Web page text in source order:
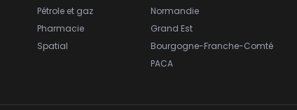
Pétrole et gaz
Pharmacie
Spatial
Normandie
Grand Est
Bourgogne-Franche-Comté
PACA